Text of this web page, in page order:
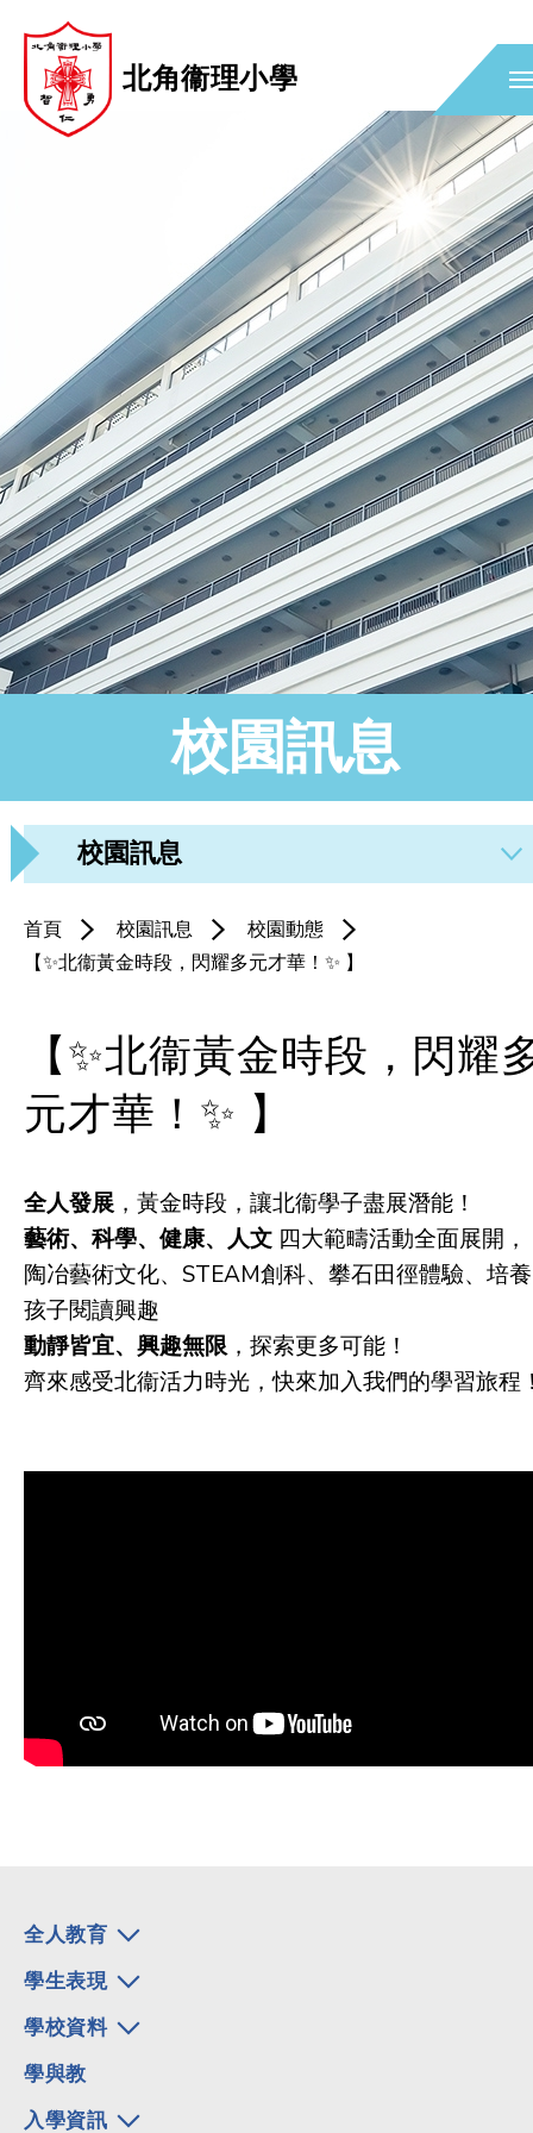
北角衞理小學
校園訊息
校園訊息
首頁 校園訊息
校園動態
【✨北衞黃金時段，閃耀多元才華！✨ 】
【✨北衞黃金時段，閃耀
元才華！✨ 】
全人發展 ，黃金時段，讓北衞學子盡展潛能！
藝術、科學、健康、人文 四大範疇活動全面展開，
陶冶藝術文化、STEAM創科、攀石田徑體驗、培養
孩子閱讀興趣
動靜皆宜、興趣無限，探索更多可能！
齊來感受北衞活力時光，快來加入我們的學習旅程
全人教育
學生表現
學校資料
學與教
入學資訊